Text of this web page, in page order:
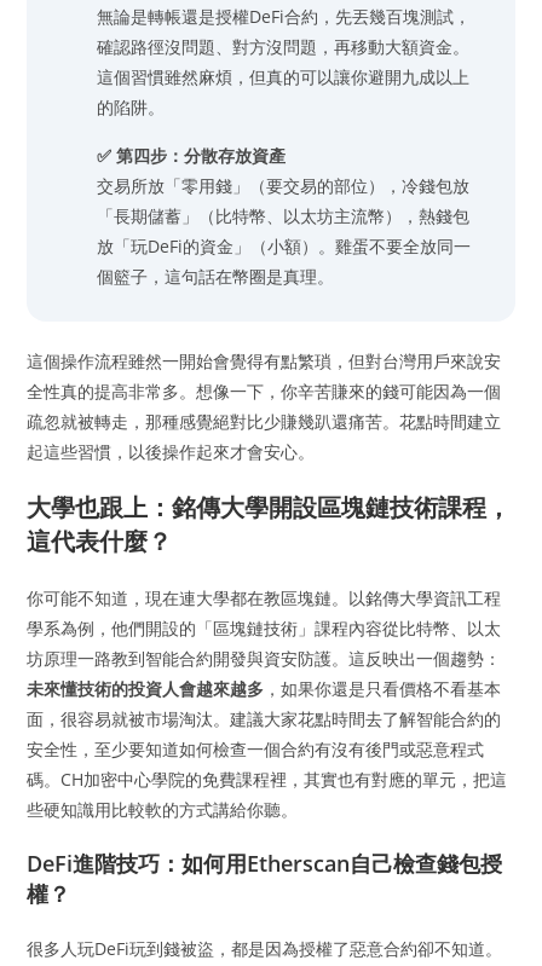
無論是轉帳還是授權DeFi合約，先丟幾百塊測試，
確認路徑沒問題、對方沒問題，再移動大額資金。
這個習慣雖然麻煩，但真的可以讓你避開九成以上
的陷阱。
✅ 第四步：分散存放資產
交易所放「零用錢」（要交易的部位），冷錢包放
「長期儲蓄」（比特幣、以太坊主流幣），熱錢包
放「玩DeFi的資金」（小額）。雞蛋不要全放同一
個籃子，這句話在幣圈是真理。
這個操作流程雖然一開始會覺得有點繁瑣，但對台灣用戶來說安
全性真的提高非常多。想像一下，你辛苦賺來的錢可能因為一個
疏忽就被轉走，那種感覺絕對比少賺幾趴還痛苦。花點時間建立
起這些習慣，以後操作起來才會安心。
大學也跟上：銘傳大學開設區塊鏈技術課程，
這代表什麼？
你可能不知道，現在連大學都在教區塊鏈。以銘傳大學資訊工程
學系為例，他們開設的「區塊鏈技術」課程內容從比特幣、以太
坊原理一路教到智能合約開發與資安防護。這反映出一個趨勢：
未來懂技術的投資人會越來越多 ，如果你還是只看價格不看基本
面，很容易就被市場淘汰。建議大家花點時間去了解智能合約的
安全性，至少要知道如何檢查一個合約有沒有後門或惡意程式
碼。CH加密中心學院的免費課程裡，其實也有對應的單元，把這
些硬知識用比較軟的方式講給你聽。
DeFi進階技巧：如何用Etherscan自己檢查錢包授
權？
很多人玩DeFi玩到錢被盜，都是因為授權了惡意合約卻不知道。